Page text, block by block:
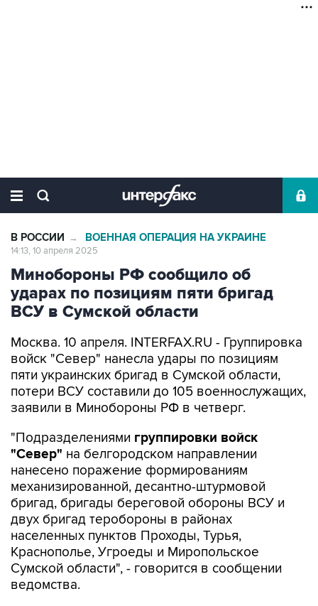
В РОССИИ → ВОЕННАЯ ОПЕРАЦИЯ НА УКРАИНЕ
14:13, 10 апреля 2025
Минобороны РФ сообщило об
ударах по позициям пяти бригад
ВСУ в Сумской области
Москва. 10 апреля. INTERFAX.RU - Группировка
войск "Север" нанесла удары по позициям
пяти украинских бригад в Сумской области,
потери ВСУ составили до 105 военнослужащих,
заявили в Минобороны РФ в четверг.
"Подразделениями группировки войск
"Север" на белгородском направлении
нанесено поражение формированиям
механизированной, десантно-штурмовой
бригад, бригады береговой обороны ВСУ и
двух бригад теробороны в районах
населенных пунктов Проходы, Турья,
Краснополье, Угроеды и Миропольское
Сумской области", - говорится в сообщении
ведомства.